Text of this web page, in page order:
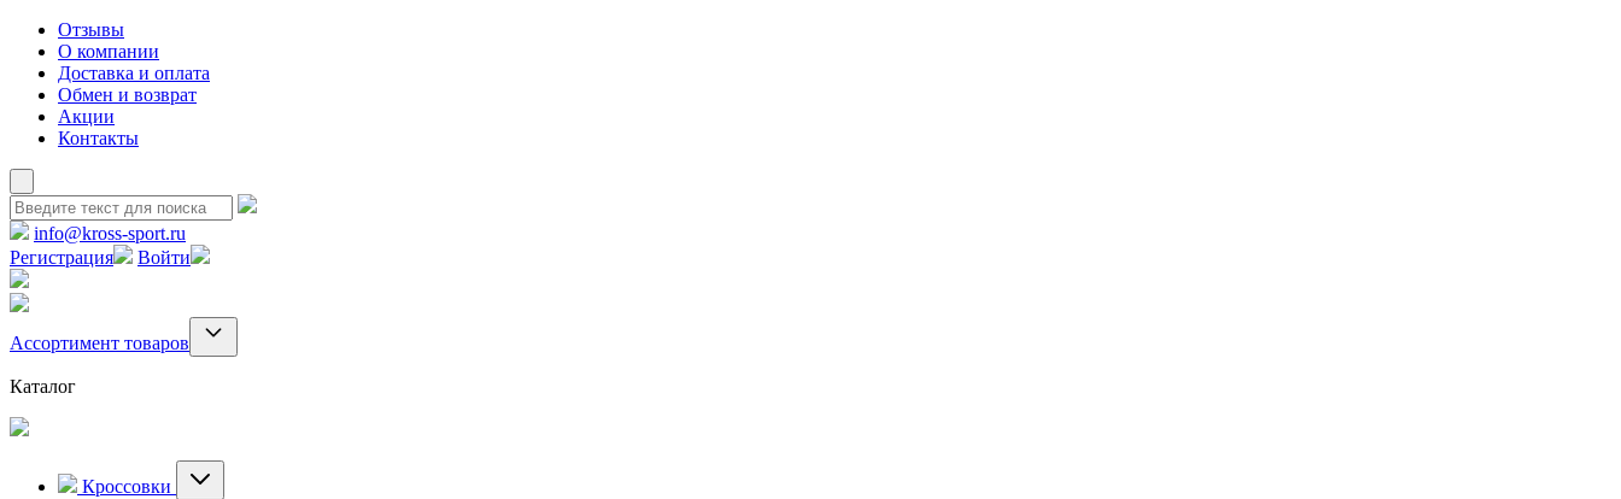
Отзывы
О компании
Доставка и оплата
Обмен и возврат
Акции
Контакты
info@kross-sport.ru
Регистрация
Войти
Ассортимент товаров
Каталог
Кроссовки